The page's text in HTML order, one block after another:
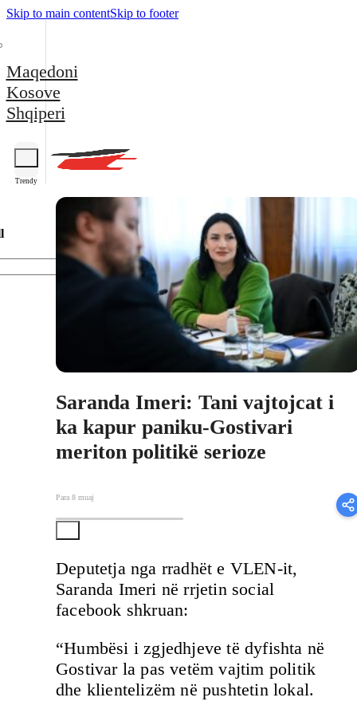
Skip to main contentSkip to footer
Maqedoni
Kosove
Shqiperi
Trendy
Saranda Imeri: Tani vajtojcat i
ka kapur paniku-Gostivari
meriton politikë serioze
Para 8 muaj
Deputetja nga rradhët e VLEN-it,
Saranda Imeri në rrjetin social
facebook shkruan:
“Humbësi i zgjedhjeve të dyfishta në
Gostivar la pas vetëm vajtim politik
dhe klientelizëm në pushtetin lokal.